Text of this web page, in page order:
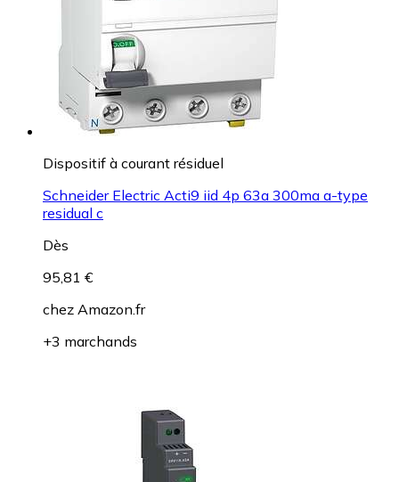
Dispositif à courant résiduel
Schneider Electric Acti9 iid 4p 63a 300ma a-type
residual c
Dès
95,81 €
chez Amazon.fr
+3 marchands